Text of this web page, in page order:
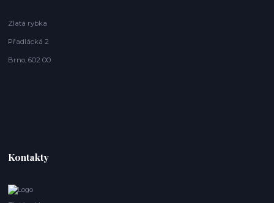
Zlatá rybka
Přadlácká 2
Brno, 602 00
Kontakty